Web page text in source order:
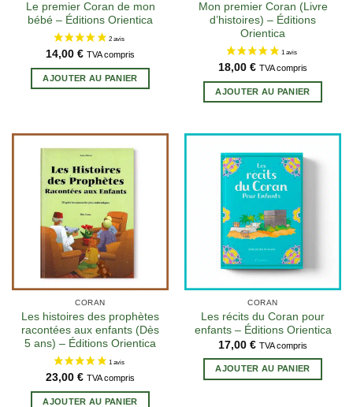
Le premier Coran de mon
bébé – Éditions Orientica
14,00 € TVA compris
AJOUTER AU PANIER
Mon premier Coran (Livre
d’histoires) – Éditions
Orientica
18,00 € TVA compris
AJOUTER AU PANIER
CORAN
Les histoires des prophètes
racontées aux enfants (Dès
5 ans) – Éditions Orientica
23,00 € TVA compris
AJOUTER AU PANIER
CORAN
Les récits du Coran pour
enfants – Éditions Orientica
17,00 € TVA compris
AJOUTER AU PANIER